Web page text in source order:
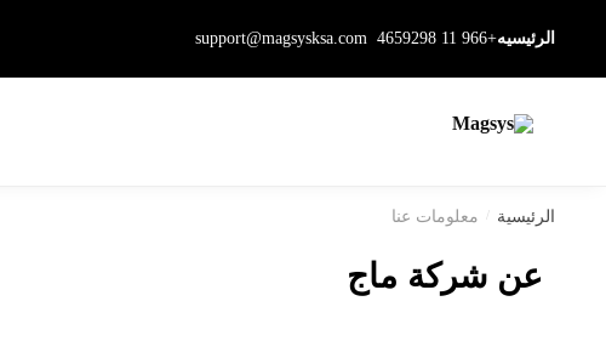
الرئيسيه+966 11 4659298
support@magsysksa.com
الرئيسية معلومات عنا
عن شركة ماج